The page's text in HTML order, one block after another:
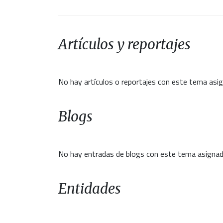
Artículos y reportajes
No hay artículos o reportajes con este tema
Blogs
No hay entradas de blogs con este tema
Entidades